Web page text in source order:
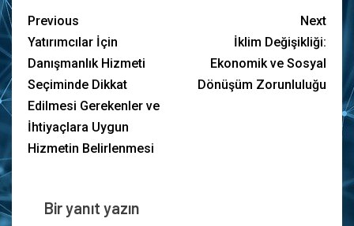
Previous
Yatırımcılar İçin
Danışmanlık Hizmeti
Seçiminde Dikkat
Edilmesi Gerekenler ve
İhtiyaçlara Uygun
Hizmetin Belirlenmesi
Next
İklim Değişikliği:
Ekonomik ve Sosyal
Dönüşüm Zorunluluğu
Bir yanıt yazın